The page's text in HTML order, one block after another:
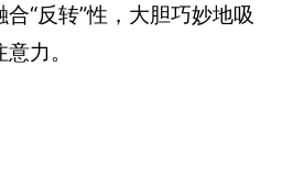
“反转”性，大胆巧妙地吸
力。